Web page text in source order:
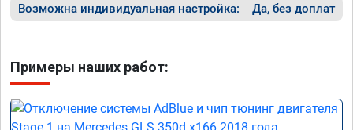
Возможна индивидуальная настройка: Да, без доплат
Примеры наших работ: